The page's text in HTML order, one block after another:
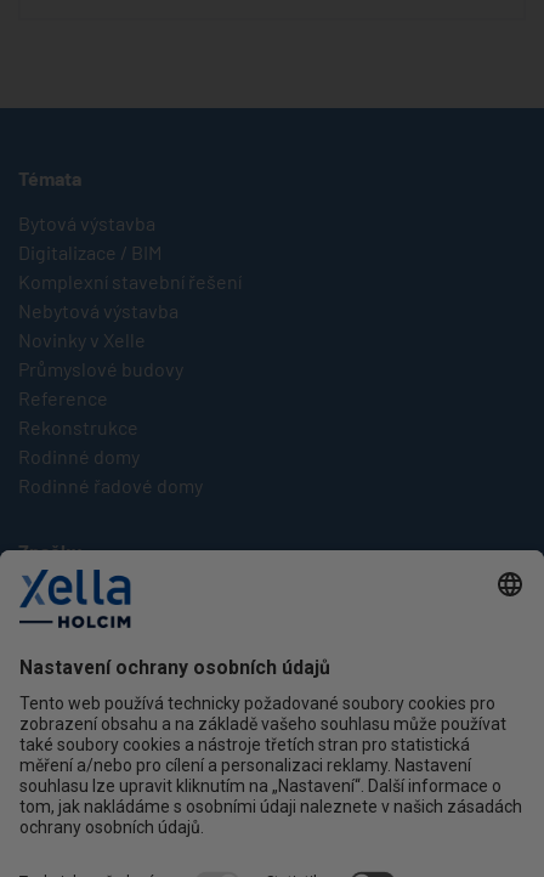
Témata
Bytová výstavba
Digitalizace / BIM
Komplexní stavební řešení
Nebytová výstavba
Novinky v Xelle
Průmyslové budovy
Reference
Rekonstrukce
Rodinné domy
Rodinné řadové domy
Značky
Multipor
Silka
Xella
Kontakt
Ochrana osobních údajů